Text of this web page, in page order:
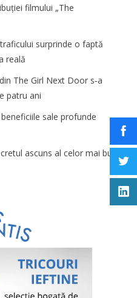
filmului „The
surprinde o faptă
reală
The Girl Next Door s‑a
patru ani
sale profunde
ascuns al celor mai buni